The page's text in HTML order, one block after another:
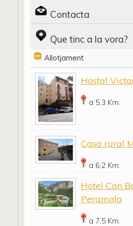
Contacta
Que tinc a la vora?
Allotjament
Hostal
a 5,3 Km.
Casa rural
a 6,2 Km.
Hotel Can
Peramola
a 7,5 Km.